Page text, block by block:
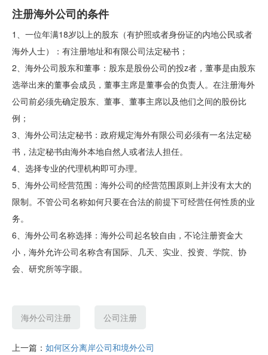
注册海外公司的条件
1、一位年满18岁以上的股东（有护照或者身份证的内地公民或者
海外人士）：有注册地址和有限公司法定秘书；
2、海外公司股东和董事：股东是股份公司的投z者，董事是由股东
选举出来的董事会成员，董事主席是董事会的负责人。在注册海外
公司前必须先确定股东、董事、董事主席以及他们之间的股份比
例；
3、海外公司法定秘书：政府规定海外有限公司必须有一名法定秘
书，法定秘书由海外本地自然人或者法人担任。
4、选择专业的代理机构即可办理。
5、海外公司经营范围：海外公司的经营范围原则上并没有太大的
限制。不管公司名称如何只要在合法的前提下可经营任何性质的业
务。
6、海外公司名称选择：海外公司起名较自由，不论注册资金大
小，海外允许公司名称含有国际、几天、实业、投资、学院、协
会、研究所等字眼。
海外公司注册 公司注册
上一篇： 如何区分离岸公司和境外公司